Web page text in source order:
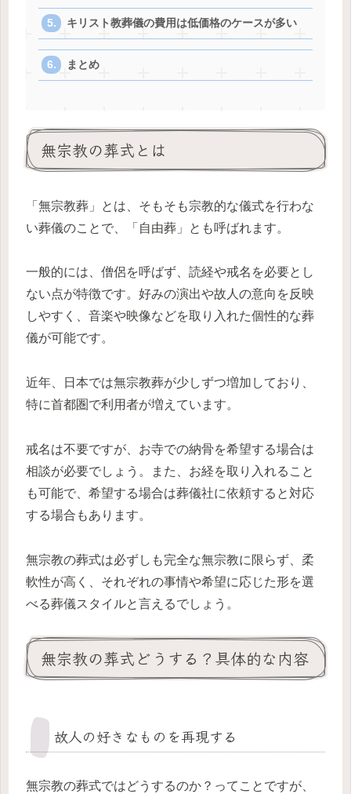
キリスト教葬儀の費用は低価格のケースが多い
まとめ
無宗教の葬式とは
「無宗教葬」とは、そもそも宗教的な儀式を行わな
い葬儀のことで、「自由葬」とも呼ばれます。
一般的には、僧侶を呼ばず、読経や戒名を必要とし
ない点が特徴です。好みの演出や故人の意向を反映
しやすく、音楽や映像などを取り入れた個性的な葬
儀が可能です。
近年、日本では無宗教葬が少しずつ増加しており、
特に首都圏で利用者が増えています。
戒名は不要ですが、お寺での納骨を希望する場合は
相談が必要でしょう。また、お経を取り入れること
も可能で、希望する場合は葬儀社に依頼すると対応
する場合もあります。
無宗教の葬式は必ずしも完全な無宗教に限らず、柔
軟性が高く、それぞれの事情や希望に応じた形を選
べる葬儀スタイルと言えるでしょう。
無宗教の葬式どうする？具体的な内容
故人の好きなものを再現する
無宗教の葬式ではどうするのか？ってことですが、